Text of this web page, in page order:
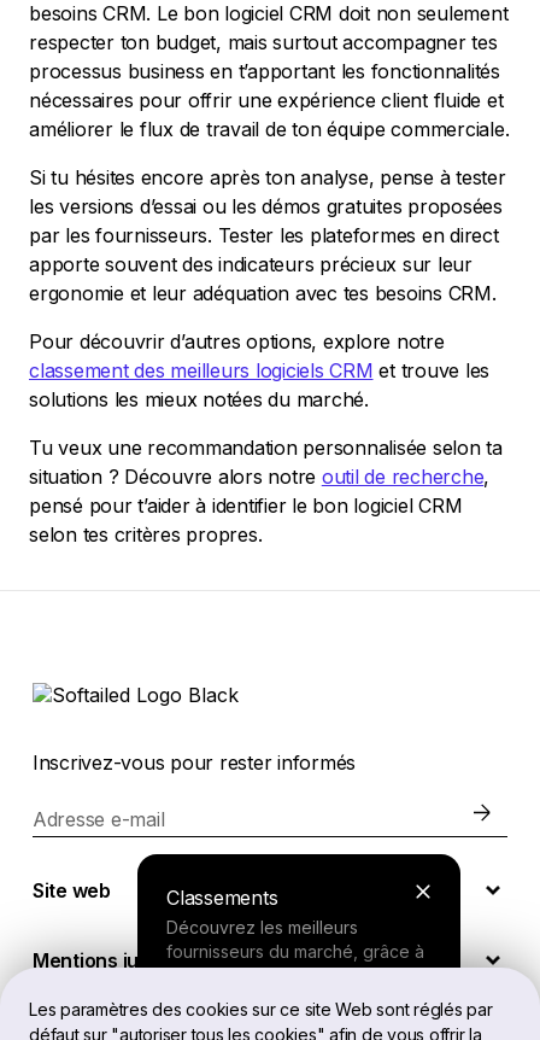
Les paramètres des cookies sur ce site Web sont réglés par
défaut sur "autoriser tous les cookies" afin de vous offrir la
besoins CRM. Le bon logiciel CRM doit non seulement
respecter ton budget, mais surtout accompagner tes
processus business en t’apportant les fonctionnalités
nécessaires pour offrir une expérience client fluide et
améliorer le flux de travail de ton équipe commerciale.
Si tu hésites encore après ton analyse, pense à tester
les versions d’essai ou les démos gratuites proposées
par les fournisseurs. Tester les plateformes en direct
apporte souvent des indicateurs précieux sur leur
ergonomie et leur adéquation avec tes besoins CRM.
Pour découvrir d’autres options, explore notre
classement des meilleurs logiciels CRM et trouve les
solutions les mieux notées du marché.
Tu veux une recommandation personnalisée selon ta
situation ? Découvre alors notre outil de recherche,
pensé pour t’aider à identifier le bon logiciel CRM
selon tes critères propres.
Classements
Découvrez les meilleurs
fournisseurs du marché, grâce à
Inscrivez-vous pour rester informés
Adresse e-mail
Site web
Mentions juridiques